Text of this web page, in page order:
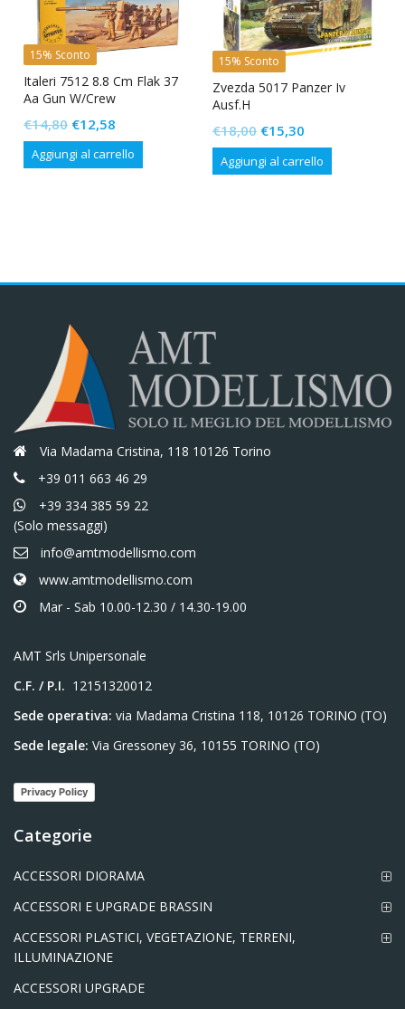
15% Sconto
Italeri 7512 8.8 Cm Flak 37
Aa Gun W/Crew
€14,80 Il
prezzo
originale
€12,58
prezzo
attuale
Aggiungi al carrello
15% Sconto
Zvezda 5017 Panzer Iv
Ausf.H
€18,00 Il
prezzo
originale
€15,30
prezzo
attuale
Aggiungi al carrello
Via Madama Cristina, 118 10126 Torino
+39 011 663 46 29
+39 334 385 59 22
(Solo messaggi)
info@amtmodellismo.com
www.amtmodellismo.com
Mar - Sab 10.00-12.30 / 14.30-19.00
AMT Srls Unipersonale
C.F. / P.I. 12151320012
Sede operativa: via Madama Cristina 118, 10126 TORINO (TO)
Sede legale: Via Gressoney 36, 10155 TORINO (TO)
Privacy Policy
Categorie
ACCESSORI DIORAMA
ACCESSORI E UPGRADE BRASSIN
ACCESSORI PLASTICI, VEGETAZIONE, TERRENI,
ILLUMINAZIONE
ACCESSORI UPGRADE